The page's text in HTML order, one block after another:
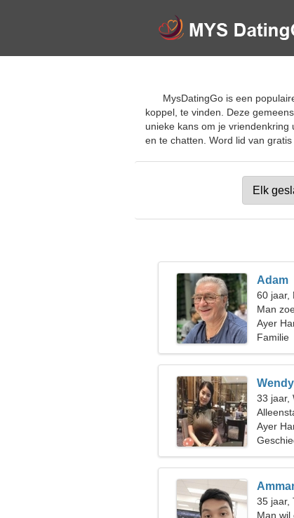
MysDatingGo is een
koppel, te vinden. Deze
unieke kans om je
en te chatten. Word lid van
Adam
60 jaar,
Man
Ayer
Familie
Wendy
33 jaar,
Ayer
35 jaar,
Man wil